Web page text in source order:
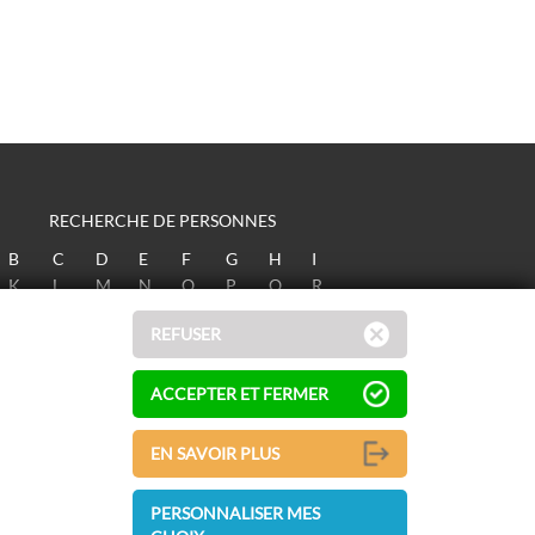
RECHERCHE DE PERSONNES
B C D E F G H
I
K L M N O P Q
R
W X Y Z
REFUSER
ACCEPTER ET FERMER
EN SAVOIR PLUS
PERSONNALISER MES